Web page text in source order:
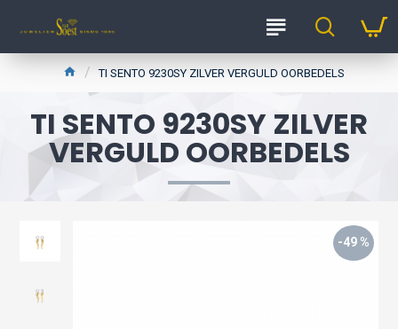
TI SENTO 9230SY ZILVER VERGULD OORBEDELS
TI SENTO 9230SY ZILVER
VERGULD OORBEDELS
-49 %